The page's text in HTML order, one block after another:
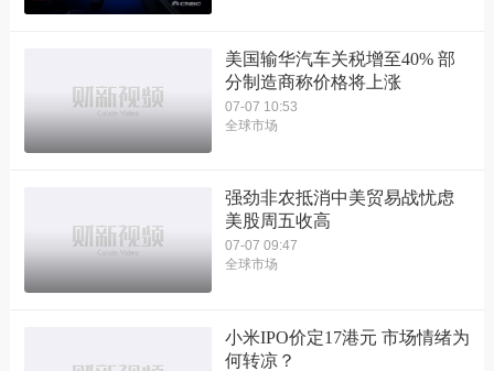
美国输华汽车关税增至40% 部
分制造商称价格将上涨
07-07 10:53
全球市场
强劲非农抵消中美贸易战忧虑
美股周五收高
07-07 09:47
全球市场
小米IPO价定17港元 市场情绪为
何转凉？